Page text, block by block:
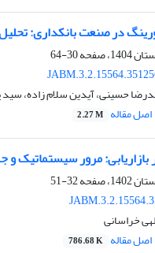
در صنعت بانکداری:
30-64
حسینی، آیدین سلام زاده، سید
اصل مقاله 2.27 M
مرور سیستماتیک و
32-51
خراسانی
اصل مقاله 786.68 K